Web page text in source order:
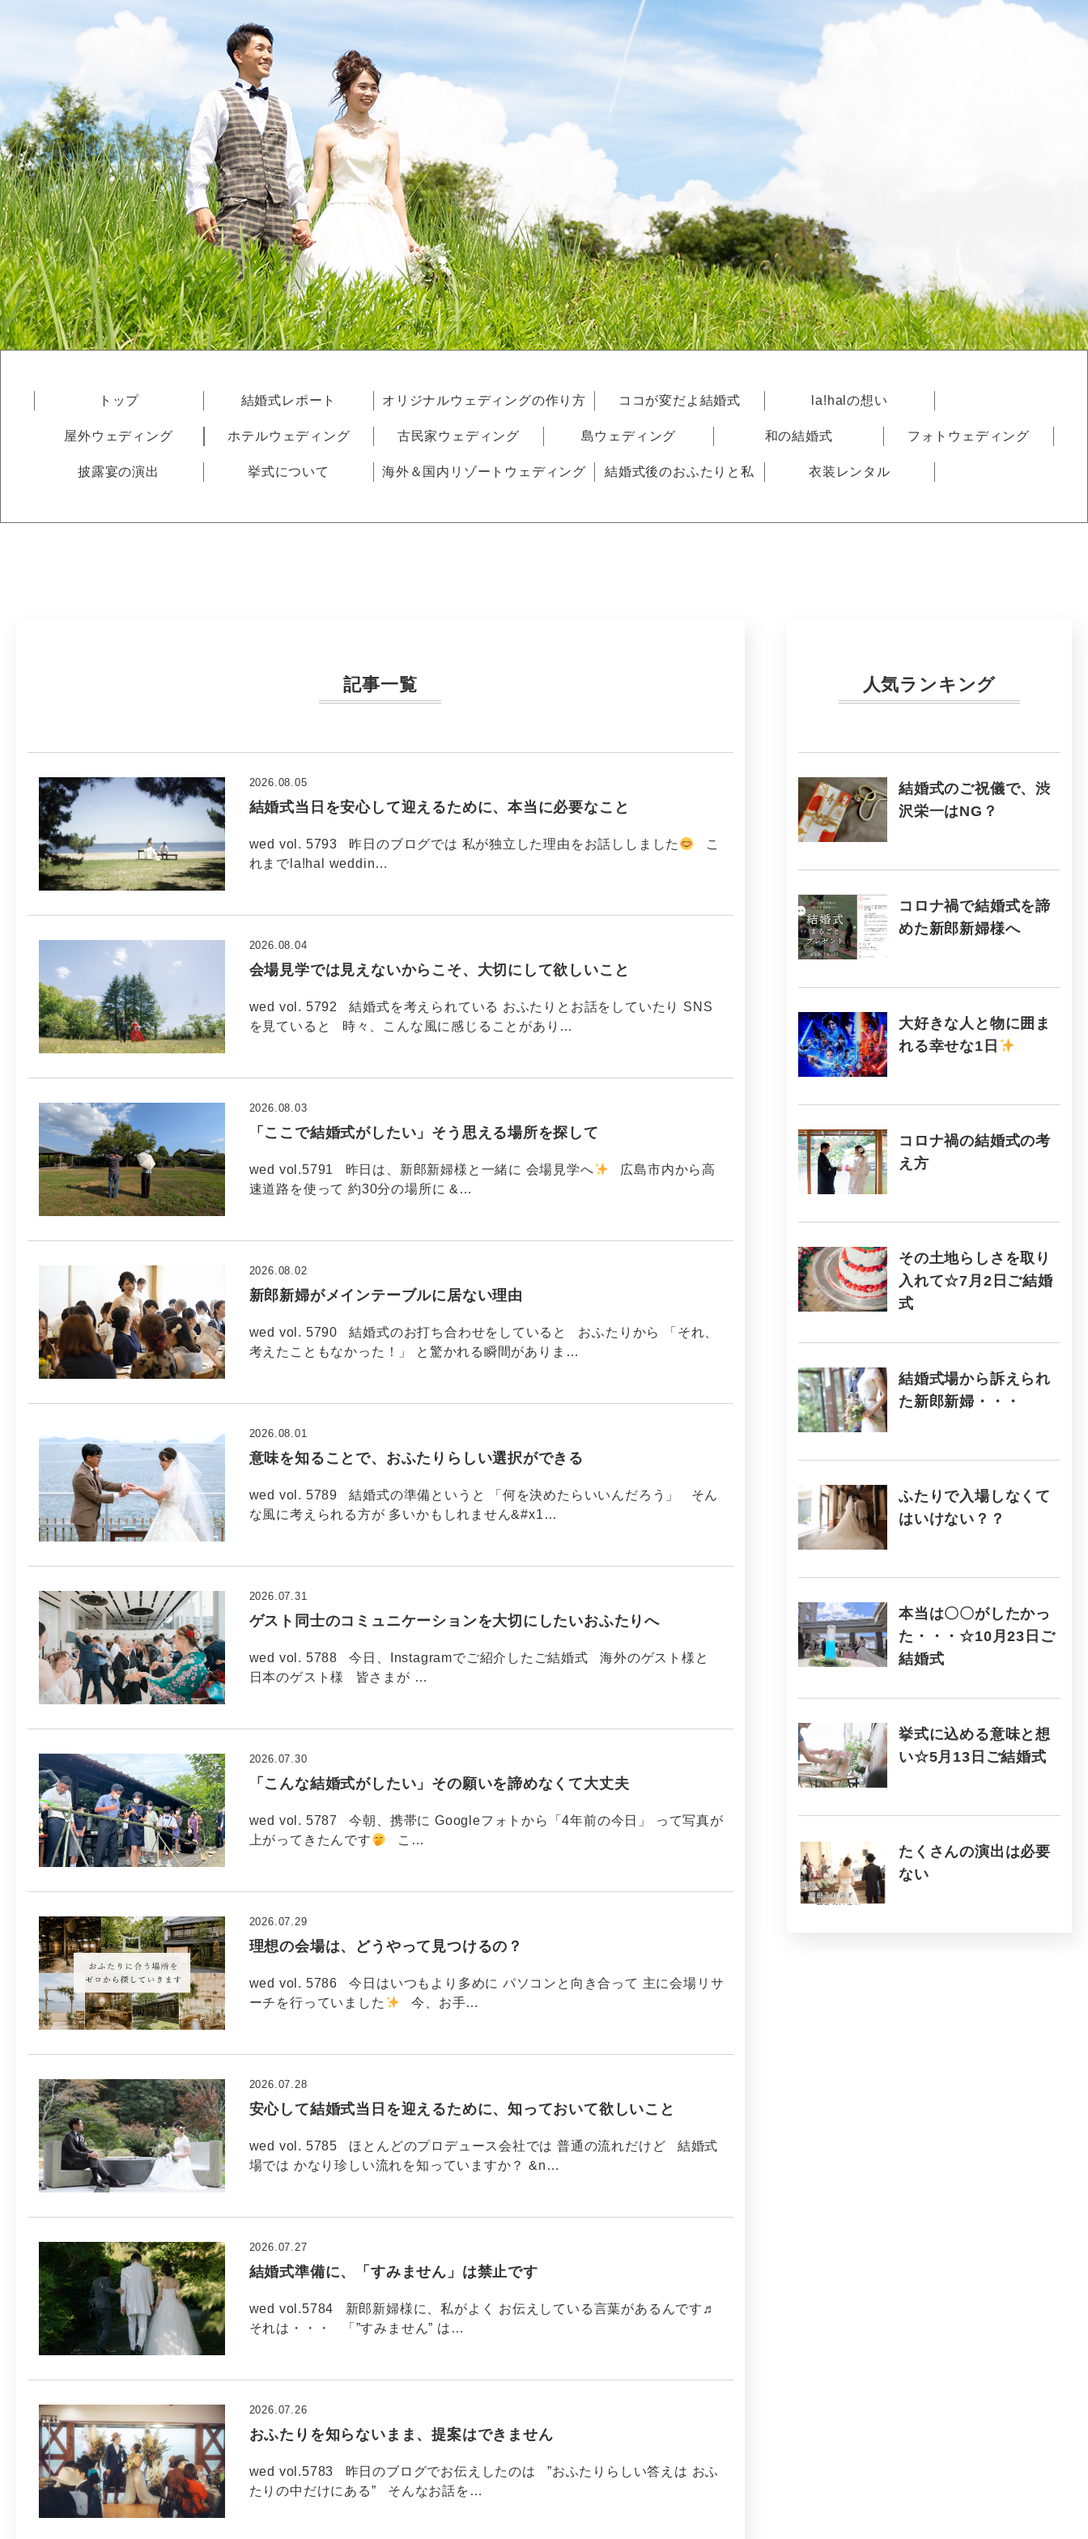
トップ 結婚式レポート オリジナルウェディングの作り方 ココが変だよ結婚式 la!halの想い
屋外ウェディング ホテルウェディング 古民家ウェディング 島ウェディング 和の結婚式 フォトウェディング
披露宴の演出 挙式について 海外＆国内リゾートウェディング 結婚式後のおふたりと私 衣装レンタル
記事一覧
結婚式当日を安心して迎えるために、本当に必要なこと
2026.08.05
wed vol. 5793 昨日のブログでは 私が独立した理由をお話ししました
こ
れまでla!hal weddin…
会場見学では見えないからこそ、大切にして欲しいこと
2026.08.04
wed vol. 5792 結婚式を考えられている おふたりとお話をしていたり SNS
を見ていると 時々、こんな風に感じることがあり…
「ここで結婚式がしたい」そう思える場所を探して
2026.08.03
wed vol.5791 昨日は、新郎新婦様と一緒に 会場見学へ
広島市内から高
速道路を使って 約30分の場所に &…
新郎新婦がメインテーブルに居ない理由
2026.08.02
wed vol. 5790 結婚式のお打ち合わせをしていると おふたりから 「それ、
考えたこともなかった！」 と驚かれる瞬間がありま…
意味を知ることで、おふたりらしい選択ができる
2026.08.01
wed vol. 5789 結婚式の準備というと 「何を決めたらいいんだろう」 そん
な風に考えられる方が 多いかもしれません&#x1…
ゲスト同士のコミュニケーションを大切にしたいおふたりへ
2026.07.31
wed vol. 5788 今日、Instagramでご紹介したご結婚式 海外のゲスト様と
日本のゲスト様 皆さまが …
「こんな結婚式がしたい」その願いを諦めなくて大丈夫
2026.07.30
wed vol. 5787 今朝、携帯に Googleフォトから「4年前の今日」 って写真が
上がってきたんです
こ…
理想の会場は、どうやって見つけるの？
2026.07.29
wed vol. 5786 今日はいつもより多めに パソコンと向き合って 主に会場リサ
ーチを行っていました
今、お手…
安心して結婚式当日を迎えるために、知っておいて欲しいこと
2026.07.28
wed vol. 5785 ほとんどのプロデュース会社では 普通の流れだけど 結婚式
場では かなり珍しい流れを知っていますか？ &n…
結婚式準備に、「すみません」は禁止です
2026.07.27
wed vol.5784 新郎新婦様に、私がよく お伝えしている言葉があるんです♬
それは・・・ 「”すみません” は…
おふたりを知らないまま、提案はできません
2026.07.26
wed vol.5783 昨日のブログでお伝えしたのは ”おふたりらしい答えは おふ
たりの中だけにある” そんなお話を…
人気ランキング
結婚式のご祝儀で、渋
沢栄一はNG？
コロナ禍で結婚式を諦
めた新郎新婦様へ
大好きな人と物に囲ま
れる幸せな1日
コロナ禍の結婚式の考
え方
その土地らしさを取り
入れて☆7月2日ご結婚
式
結婚式場から訴えられ
た新郎新婦・・・
ふたりで入場しなくて
はいけない？？
本当は〇〇がしたかっ
た・・・☆10月23日ご
結婚式
挙式に込める意味と想
い☆5月13日ご結婚式
たくさんの演出は必要
ない